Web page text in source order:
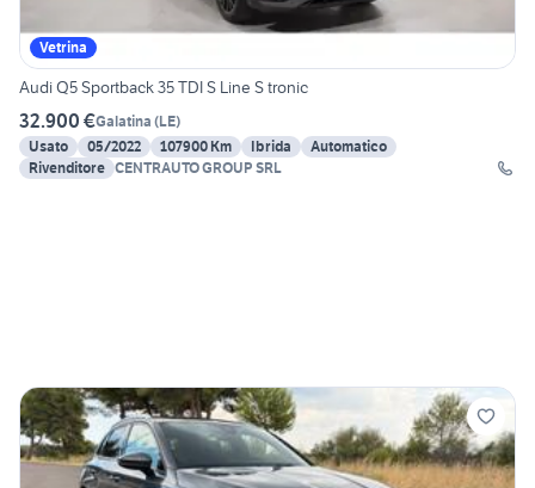
Vetrina
Audi Q5 Sportback 35 TDI S Line S tronic
32.900 €Galatina (LE)
Usato
05/2022 107900 Km Ibrida
Automatico
Rivenditore CENTRAUTO GROUP SRL